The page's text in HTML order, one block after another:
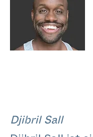
Djibril Sall